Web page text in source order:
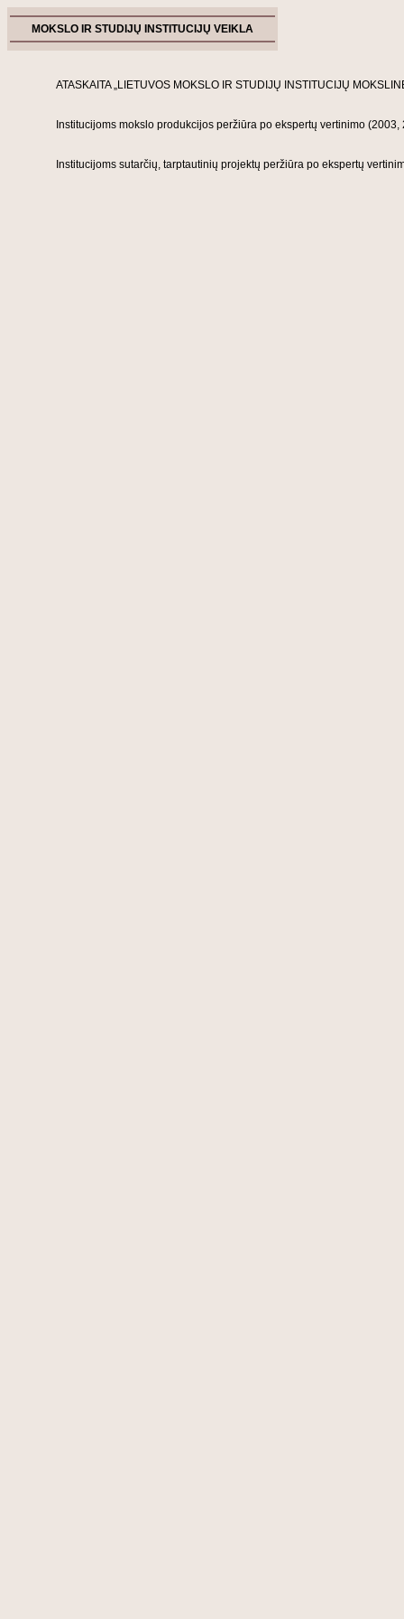
MOKSLO IR STUDIJŲ INSTITUCIJŲ VEIKLA
ATASKAITA „LIETUVOS MOKSLO IR STUDIJŲ INSTITUCIJŲ
Institucijoms mokslo produkcijos peržiūra po ekspertų vertinimo (2003,
Institucijoms sutarčių, tarptautinių projektų peržiūra po ekspertų